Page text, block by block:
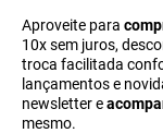
Aproveite para
10x sem juros,
troca facilitada
lançamentos e
newsletter e
mesmo.